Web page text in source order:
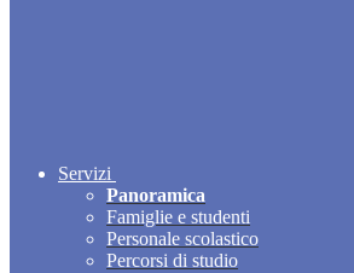
Servizi
Panoramica
Famiglie e studenti
Personale scolastico
Percorsi di studio